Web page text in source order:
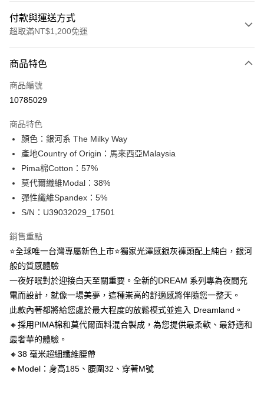
付款與運送方式
超取滿NT$1,200免運
信用卡一次付款
信用卡分期付款
合作金庫商業銀行
華南商業銀行
上海商業儲蓄銀行
台北富邦商業銀行
國泰世華商業銀行
臺灣中小企業銀行
匯豐（台灣）商業銀行
聯邦商業銀行
元大商業銀行
台新國際商業銀行
台灣樂天信用卡公司
超商取貨付款
LINE Pay
Apple Pay
街口支付
全盈+PAY
AFTEE先享後付
相關說明
【關於「AFTEE先享後付」】
便利好安心！
１．簡單：不需註冊會員、不需綁卡、不需儲值。
２．便利：只要手機號碼，簡訊認證，即可結帳。
３．安心：先確認商品／服務後，再付款。
【「AFTEE先享後付」結帳流程】
ATM付款
運送方式
全家取貨付款
每筆NT$80，滿NT$1,200(含以上)免運費
商品特色
商品編號
10785029
商品特色
顏色：銀河系 The Milky Way
產地Country of Origin：馬來西亞Malaysia
Pima棉Cotton：57%
莫代爾纖維Modal：38%
彈性纖維Spandex：5%
S/N：U39032029_17501
銷售重點
⭐全球唯一台灣專屬新色上市⭐獨家光澤感銀灰褲頭配上純白，銀河
般的質感體驗
一夜好眠對於迎接白天至關重要。全新的DREAM 系列專為夜間充
電而設計，就像一場美夢，這種崇高的舒適感將伴隨您一整天。
此款內著都將給您處於最大程度的放鬆模式並進入 Dreamland。
🔸採用PIMA棉和莫代爾面料混合製成，為您提供最柔軟、最舒適和
最奢華的體驗。
🔸38 毫米超細纖維腰帶
🔸Model：身高185、腰圍32、穿著M號